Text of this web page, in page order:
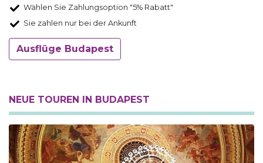
Wählen Sie Zahlungsoption "5% Rabatt"
Sie zahlen nur bei der Ankunft
Ausflüge Budapest
NEUE TOUREN IN BUDAPEST